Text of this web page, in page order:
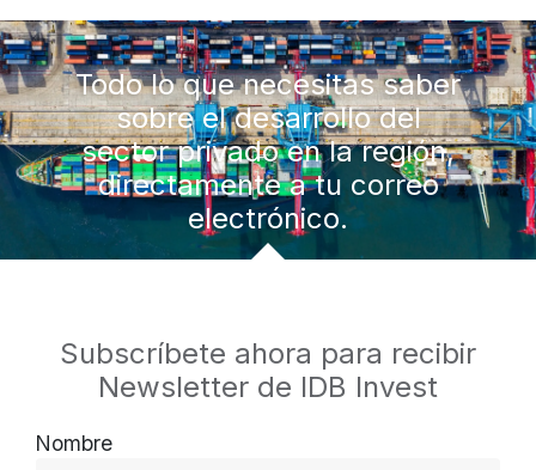
Todo lo que necesitas saber
sobre el desarrollo del
sector privado en la región,
directamente a tu correo
electrónico.
Subscríbete ahora para recibir
Newsletter de IDB Invest
Nombre